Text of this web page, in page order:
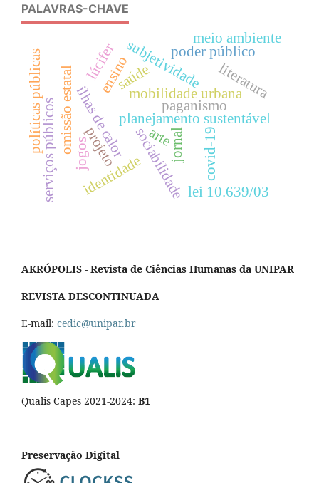
PALAVRAS-CHAVE
planejamento sustentável
mobilidade urbana
ilhas de calor jornal
ensino
projeto
omissão estatal
serviços públicos covid-19
sociabilidade
políticas públicas
identidade
subjetividadepoder público
arte
lúcifer
paganismo
literatura
lei 10.639/03
saúde
meio ambiente
jogos
AKRÓPOLIS - Revista de Ciências Humanas da UNIPAR
REVISTA DESCONTINUADA
E-mail: cedic@unipar.br
Qualis Capes 2021-2024: B1
Preservação Digital